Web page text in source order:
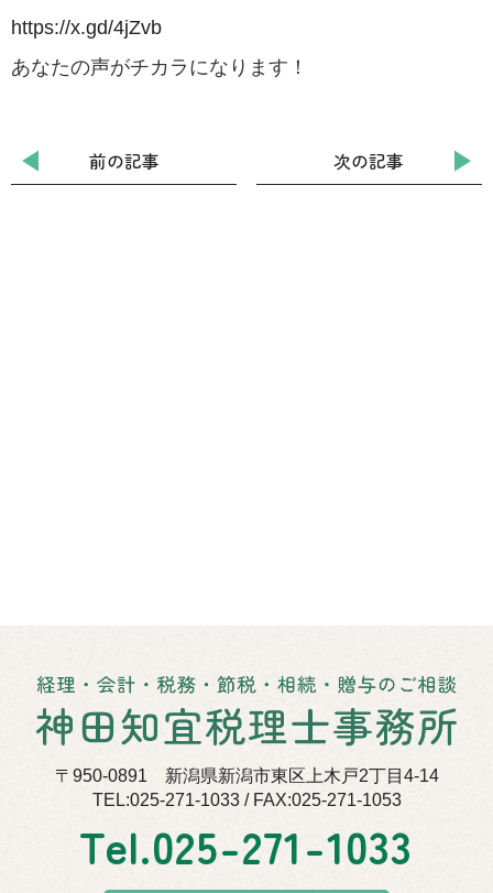
https://x.gd/4jZvb
あなたの声がチカラになります！
前の記事 次の記事
〒950-0891 新潟県新潟市東区上木戸2丁目4-14
TEL:025-271-1033 / FAX:025-271-1053
Tel.025-271-1033